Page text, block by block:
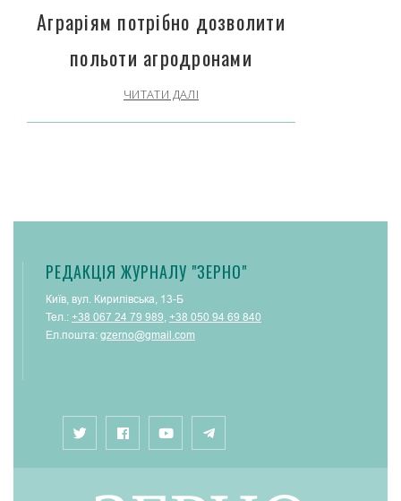
Аграріям потрібно дозволити
польоти агродронами
ЧИТАТИ ДАЛІ
РЕДАКЦІЯ ЖУРНАЛУ "ЗЕРНО"
Київ, вул. Кирилівська, 13-Б
Тел.: +38 067 24 79 989, +38 050 94 69 840
Ел.пошта: gzerno@gmail.com